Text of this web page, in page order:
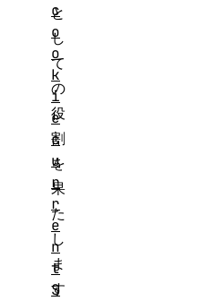
と
し
て
の
役
割
を
果
た
し
ま
す
c
o
o
k
i
e
c
u
r
r
e
n
t
S